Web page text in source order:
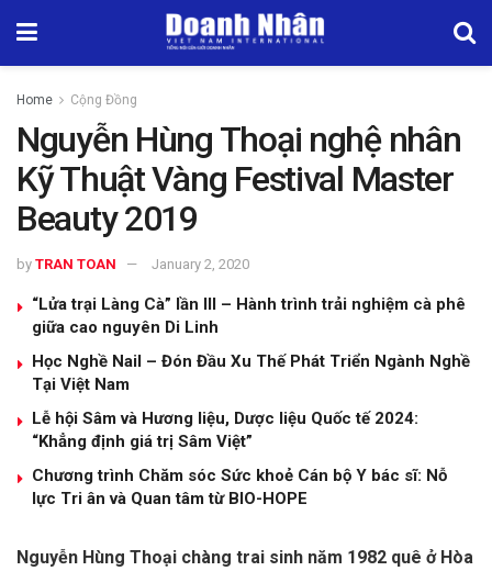
Home Cộng Đồng
Nguyễn Hùng Thoại nghệ nhân
Kỹ Thuật Vàng Festival Master
Beauty 2019
by TRAN TOAN January 2, 2020
“Lửa trại Làng Cà” lần III – Hành trình trải nghiệm cà phê
giữa cao nguyên Di Linh
Học Nghề Nail – Đón Đầu Xu Thế Phát Triển Ngành Nghề
Tại Việt Nam
Lễ hội Sâm và Hương liệu, Dược liệu Quốc tế 2024:
“Khẳng định giá trị Sâm Việt”
Chương trình Chăm sóc Sức khoẻ Cán bộ Y bác sĩ: Nỗ
lực Tri ân và Quan tâm từ BIO-HOPE
Nguyễn Hùng Thoại chàng trai sinh năm 1982 quê ở Hòa